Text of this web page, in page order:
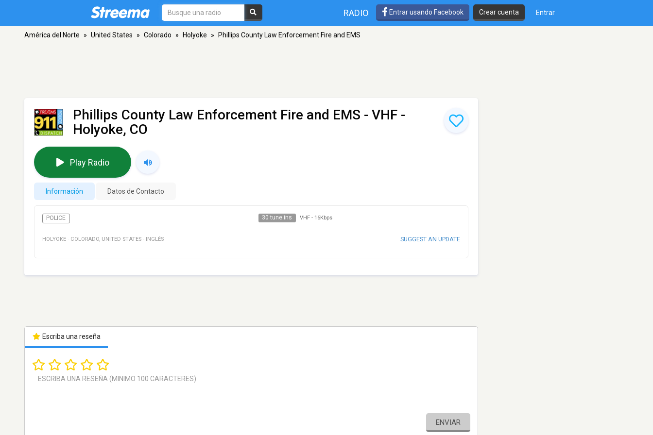
RADIO Entrar usando Facebook Crear cuenta Entrar
América del Norte » United States » Colorado » Holyoke » Phillips County Law Enforcement Fire and EMS
Phillips County Law Enforcement Fire and EMS - VHF -
Holyoke, CO
Play Radio
Información Datos de Contacto
POLICE 30 tune ins VHF - 16Kbps
HOLYOKE · COLORADO, UNITED STATES · INGLÉS SUGGEST AN UPDATE
Escriba una reseña
ENVIAR